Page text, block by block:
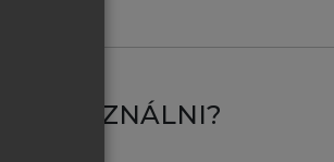
HASZNÁLNI?